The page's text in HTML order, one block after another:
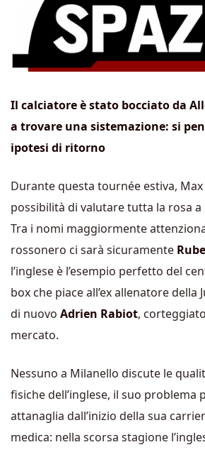
Il calciatore è stato bocciato da
a trovare una sistemazione: si
ipotesi di ritorno
Durante questa tournée estiva,
possibilità di valutare tutta la rosa a
Tra i nomi maggiormente
rossonero ci sarà sicuramente
l’inglese è l’esempio perfetto del
box che piace all’ex allenatore della
di nuovo Adrien Rabiot,
mercato.
Nessuno a Milanello discute le
fisiche dell’inglese, il suo problema
attanaglia dall’inizio della sua
medica: nella scorsa stagione